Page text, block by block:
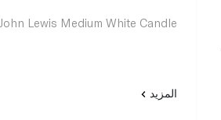
John Lewis Medium White Candle
المزيد